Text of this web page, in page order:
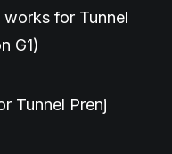
for Tunnel
G1)
Tunnel Prenj